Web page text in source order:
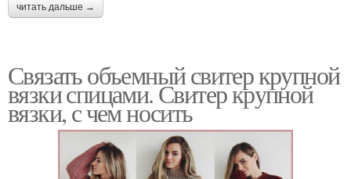
читать дальше →
Связать объемный свитер крупной
вязки спицами. Свитер крупной
вязки, с чем носить